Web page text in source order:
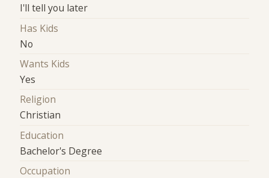
I'll tell you later
Has Kids
No
Wants Kids
Yes
Religion
Christian
Education
Bachelor's Degree
Occupation